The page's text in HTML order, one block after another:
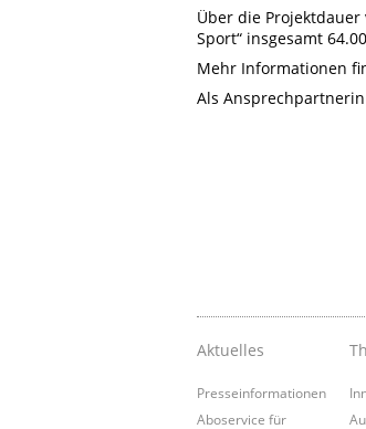
Über die
Sport“ insgesamt
Mehr Informationen
Als
Aktuelles
Presseinformationen
Aboservice für